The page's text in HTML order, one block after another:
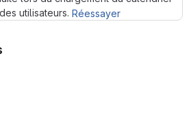
utilisateurs. Réessayer